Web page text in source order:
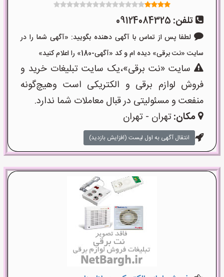
تلفن: 09124084325
لطفا پس از تماس با آگهی دهنده بگویید: «آگهی شما را در
سایت «نت برقی» دیده ام و کد «آگهی-180» را اعلام کنید»
سایت «نت برقی»،یک سایت تبلیغات خرید و
فروش لوازم برقی و الکتریکی است وهیچ‌گونه
منفعت و مسئولیتی در قبال معاملات شما ندارد.
مکان:تهران - تهران
انتقال آگهی به اول لیست (افزایش بازدید)